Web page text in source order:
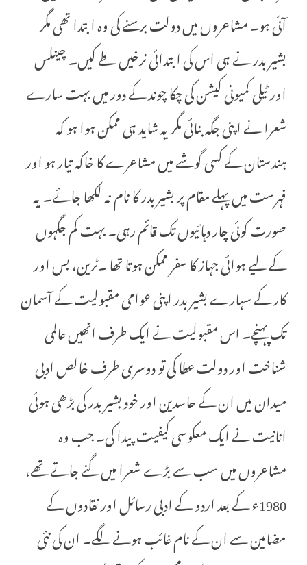
آئی ہو۔ مشاعروں میں دولت برسنے کی وہ ابتدا تھی مگر
بشیر بدر نے ہی اس کی ابتدائی نرخیں طے کیں۔ چینلس
اور ٹیلی کمیونی کیشن کی چکا چوند کے دور میں بہت سارے
شعرا نے اپنی جگہ بنائی مگر یہ شاید ہی ممکن ہوا ہو کہ
ہندستان کے کسی گوشے میں مشاعرے کا خاکہ تیار ہو اور
فہرست میں پہلے مقام پر بشیر بدر کا نام نہ لکھا جائے۔ یہ
صورت کوئی چار دہائیوں تک قائم رہی۔ بہت کم جگہوں
کے لیے ہوائی جہاز کا سفر ممکن ہوتا تھا ۔ٹرین، بس اور
کار کے سہارے بشیر بدر اپنی عوامی مقبولیت کے آسمان
تک پہنچے۔ اس مقبولیت نے ایک طرف انھیں عالمی
شناخت اور دولت عطا کی تو دوسری طرف خالص ادبی
میدان میں ان کے حاسدین اور خود بشیر بدر کی بڑھی ہوئی
انانیت نے ایک معکوسی کیفیت پیدا کی۔ جب وہ
مشاعروں میں سب سے بڑے شعرا میں گنے جاتے تھے،
1980ء کے بعد اردو کے ادبی رسائل اور نقادوں کے
مضامین سے ان کے نام غائب ہونے لگے۔ ان کی نئی